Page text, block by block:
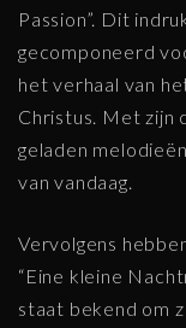
Passion”. Dit
gecomponeerd
het verhaal van
Christus. Met zijn
geladen
van vandaag.
Vervolgens
“Eine kleine
staat bekend om